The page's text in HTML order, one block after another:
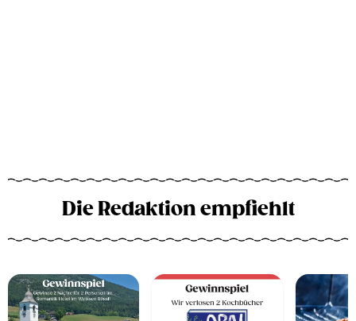
Die Redaktion empfiehlt